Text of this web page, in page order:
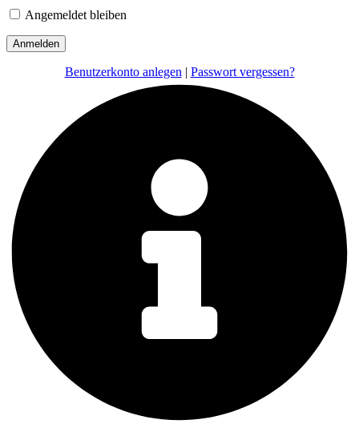
Angemeldet bleiben
Benutzerkonto anlegen | Passwort vergessen?